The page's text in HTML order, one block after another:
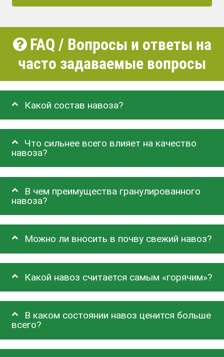
FAQ / Вопросы и ответы на
часто задаваемые вопросы
Какой состав навоза?
Что сильнее всего влияет на качество
навоза?
В чем преимущества гранулированного
навоза?
Можно ли вносить в почву свежий навоз?
Какой навоз считается самым «горячим»?
В каком состоянии навоз ценится больше
всего?